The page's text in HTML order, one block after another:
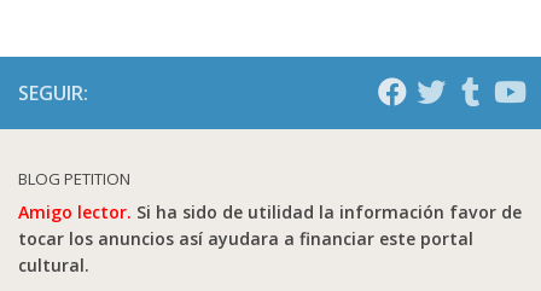
SEGUIR:
BLOG PETITION
Amigo lector. Si ha sido de utilidad la información favor de
tocar los anuncios así ayudara a financiar este portal
cultural.